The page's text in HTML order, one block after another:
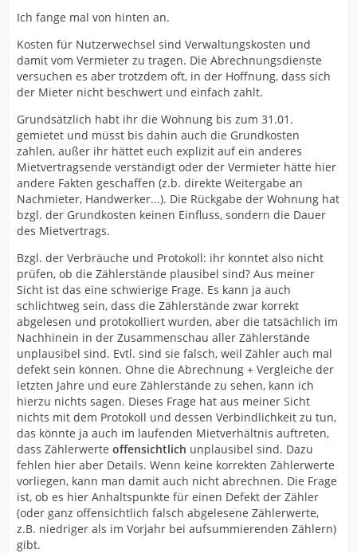
Ich fange mal von hinten an.
Kosten für Nutzerwechsel sind Verwaltungskosten und
damit vom Vermieter zu tragen. Die Abrechnungsdienste
versuchen es aber trotzdem oft, in der Hoffnung, dass sich
der Mieter nicht beschwert und einfach zahlt.
Grundsätzlich habt ihr die Wohnung bis zum 31.01.
gemietet und müsst bis dahin auch die Grundkosten
zahlen, außer ihr hättet euch explizit auf ein anderes
Mietvertragsende verständigt oder der Vermieter hätte hier
andere Fakten geschaffen (z.b. direkte Weitergabe an
Nachmieter, Handwerker...). Die Rückgabe der Wohnung hat
bzgl. der Grundkosten keinen Einfluss, sondern die Dauer
des Mietvertrags.
Bzgl. der Verbräuche und Protokoll: ihr konntet also nicht
prüfen, ob die Zählerstände plausibel sind? Aus meiner
Sicht ist das eine schwierige Frage. Es kann ja auch
schlichtweg sein, dass die Zählerstände zwar korrekt
abgelesen und protokolliert wurden, aber die tatsächlich im
Nachhinein in der Zusammenschau aller Zählerstände
unplausibel sind. Evtl. sind sie falsch, weil Zähler auch mal
defekt sein können. Ohne die Abrechnung + Vergleiche der
letzten Jahre und eure Zählerstände zu sehen, kann ich
hierzu nichts sagen. Dieses Frage hat aus meiner Sicht
nichts mit dem Protokoll und dessen Verbindlichkeit zu tun,
das könnte ja auch im laufenden Mietverhältnis auftreten,
dass Zählerwerte offensichtlich unplausibel sind. Dazu
fehlen hier aber Details. Wenn keine korrekten Zählerwerte
vorliegen, kann man damit auch nicht abrechnen. Die Frage
ist, ob es hier Anhaltspunkte für einen Defekt der Zähler
(oder ganz offensichtlich falsch abgelesene Zählerwerte,
z.B. niedriger als im Vorjahr bei aufsummierenden Zählern)
gibt.